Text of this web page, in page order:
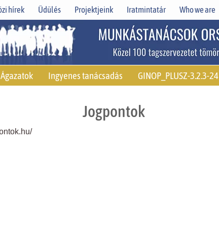
hírek Üdülés Projektjeink Iratmintatár Who we are
Ágazatok Ingyenes tanácsadás GINOP_PLUSZ-3.2.3-24
Jogpontok